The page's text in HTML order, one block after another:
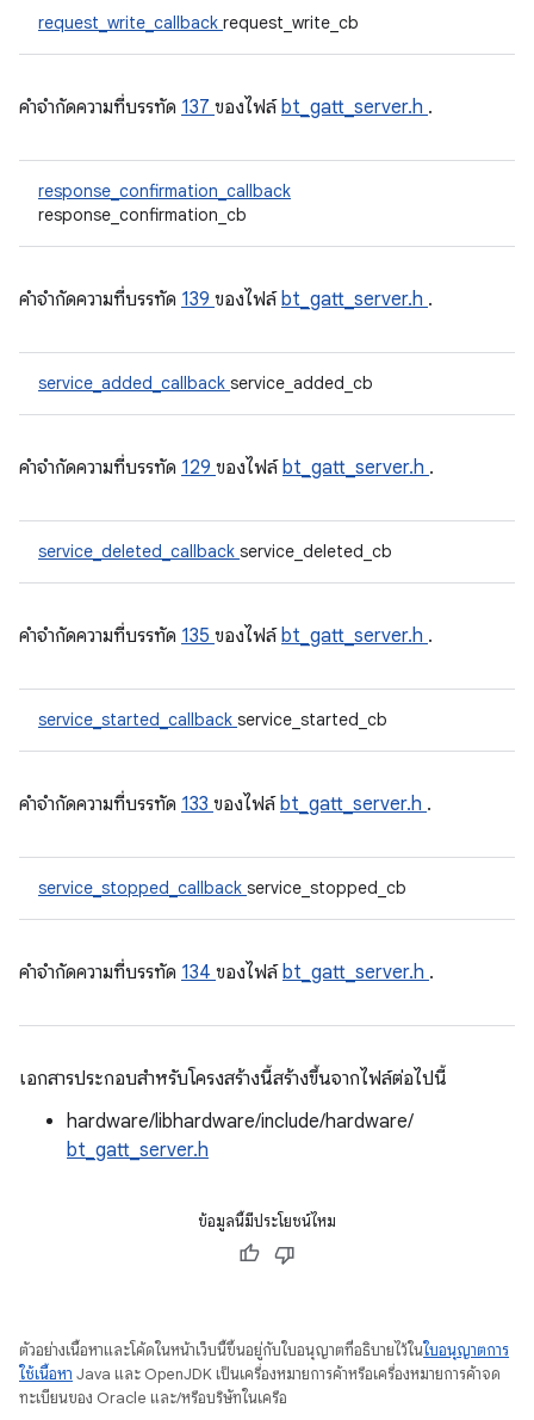
request_write_callback request_write_cb
คําจํากัดความที่บรรทัด 137 ของไฟล์bt_gatt_server.h .
response_confirmation_callback
response_confirmation_cb
คําจํากัดความที่บรรทัด 139 ของไฟล์bt_gatt_server.h .
service_added_callback service_added_cb
คําจํากัดความที่บรรทัด 129 ของไฟล์bt_gatt_server.h .
service_deleted_callback service_deleted_cb
คําจํากัดความที่บรรทัด 135 ของไฟล์bt_gatt_server.h .
service_started_callback service_started_cb
คําจํากัดความที่บรรทัด 133 ของไฟล์bt_gatt_server.h .
service_stopped_callback service_stopped_cb
คําจํากัดความที่บรรทัด 134 ของไฟล์bt_gatt_server.h .
เอกสารประกอบสำหรับโครงสร้างนี้สร้างขึ้นจากไฟล์ต่อไปนี้
hardware/libhardware/include/hardware/
bt_gatt_server.h
ข้อมูลนี้มีประโยชน์ไหม
ตัวอย่างเนื้อหาและโค้ดในหน้าเว็บนี้ขึ้นอยู่กับใบอนุญาตที่อธิบายไว้ในใบอนุญาตการ
ใช้เนื้อหา Java และ OpenJDK เป็นเครื่องหมายการค้าหรือเครื่องหมายการค้าจด
ทะเบียนของ Oracle และ/หรือบริษัทในเครือ